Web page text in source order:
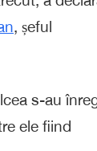
, șeful
s-au
ele fiind